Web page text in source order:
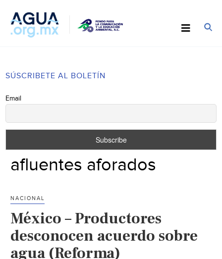
SÚSCRIBETE AL BOLETÍN
Email
afluentes aforados
NACIONAL
México – Productores
desconocen acuerdo sobre
agua (Reforma)